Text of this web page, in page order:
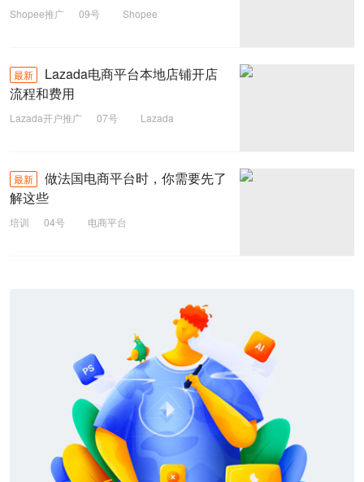
Shopee推广 09号
Shopee
最新
Lazada电商平台本地店铺开店
流程和费用
Lazada开户推广 07号
Lazada
最新
做法国电商平台时，你需要先了
解这些
培训 04号 电商平台